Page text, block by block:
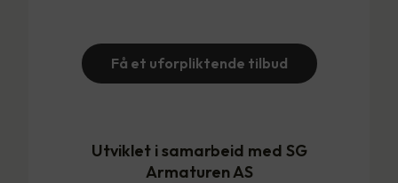
Få et uforpliktende tilbud
Utviklet i samarbeid med SG
Armaturen AS